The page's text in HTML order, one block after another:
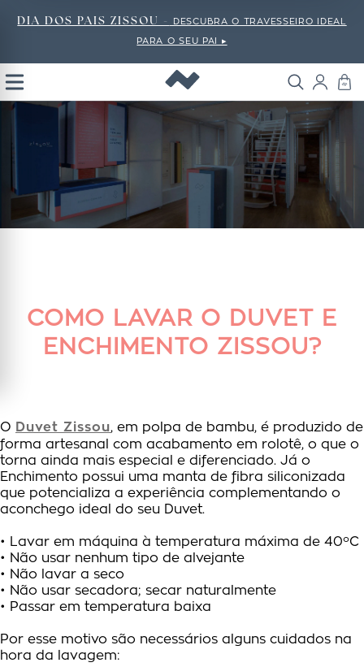
DIA DOS PAIS ZISSOU - DESCUBRA O TRAVESSEIRO IDEAL
PARA O SEU PAI ▸
Open
COMO LAVAR O DUVET E
ENCHIMENTO ZISSOU?
O Duvet Zissou, em polpa de bambu, é produzido de
forma artesanal com acabamento em rolotê, o que o
torna ainda mais especial e diferenciado. Já o
Enchimento possui uma manta de fibra siliconizada
que potencializa a experiência complementando o
aconchego ideal do seu Duvet.
• Lavar em máquina à temperatura máxima de 40ºC
• Não usar nenhum tipo de alvejante
• Não lavar a seco
• Não usar secadora; secar naturalmente
• Passar em temperatura baixa
Por esse motivo são necessários alguns cuidados na
hora da lavagem: